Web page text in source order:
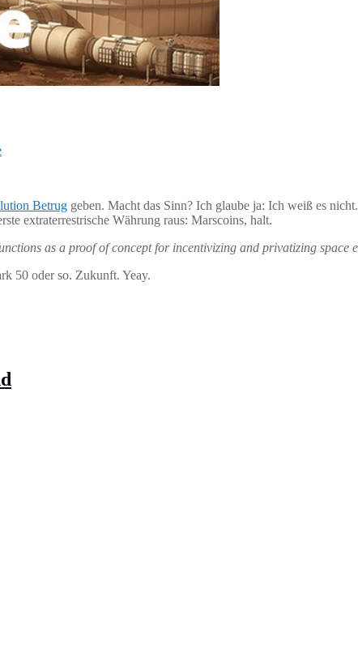
Betrug geben. Macht das Sinn? Ich glaube ja: Ich weiß es
extraterrestrische Währung raus: Marscoins, halt.
as a proof of concept for incentivizing and privatizing space
50 oder so. Zukunft. Yeay.